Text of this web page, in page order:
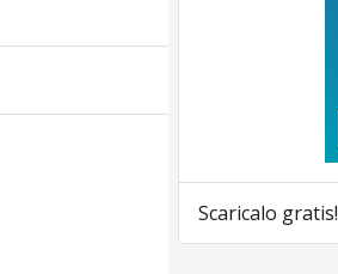
Scaricalo gratis!